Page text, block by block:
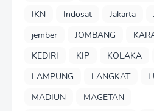
IKN
Indosat Jakarta
jember
JOMBANG
KEDIRI
KIP KOLAKA
LAMPUNG
LANGKAT
MADIUN
MAGETAN